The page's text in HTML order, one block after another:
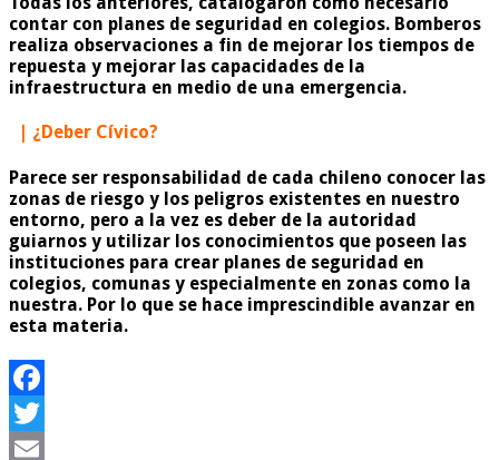
contar con planes de seguridad en colegios. Bomberos
realiza observaciones a fin de mejorar los tiempos de
repuesta y mejorar las capacidades de la
infraestructura en medio de una emergencia.
| ¿Deber Cívico?
Parece ser responsabilidad de cada chileno conocer las
zonas de riesgo y los peligros existentes en nuestro
entorno, pero a la vez es deber de la autoridad
guiarnos y utilizar los conocimientos que poseen las
instituciones para crear planes de seguridad en
colegios, comunas y especialmente en zonas como la
nuestra. Por lo que se hace imprescindible avanzar en
esta materia.
Facebook
Twitter